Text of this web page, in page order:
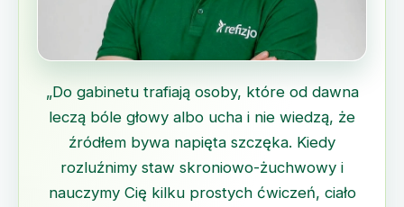
„Do gabinetu trafiają osoby, które od dawna
leczą bóle głowy albo ucha i nie wiedzą, że
źródłem bywa napięta szczęka. Kiedy
rozluźnimy staw skroniowo-żuchwowy i
nauczymy Cię kilku prostych ćwiczeń, ciało